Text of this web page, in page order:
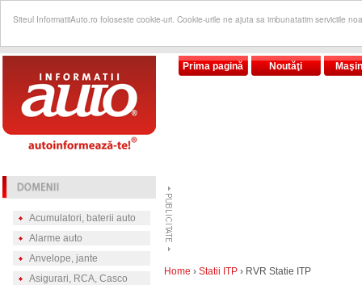
Siteul InformatiiAuto.ro foloseste cookie-uri. Cookie-urile ne ajuta sa imbunatatim serviciile
Prima pagină Noutăţi
Acumulatori, baterii auto
Alarme auto
Anvelope, jante
Asigurari, RCA, Casco
Home › Statii ITP › RVR Statie ITP